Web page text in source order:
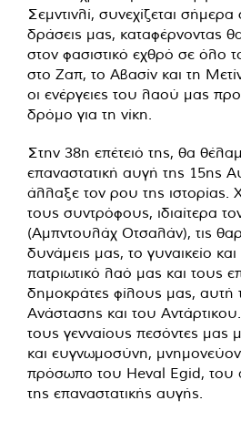
Σεμντινλί, συνεχίζεται σήμερα
δράσεις μας, καταφέρνοντας
στον φασιστικό εχθρό σε όλο
στο Ζαπ, το Αβασίν και τη
οι ενέργειες του λαού μας
δρόμο για τη νίκη.
Στην 38η επέτειό της, θα
επαναστατική αυγή της 15ης
άλλαξε τον ρου της ιστορίας.
τους συντρόφους, ιδιαίτερα
(Αμπντουλάχ Οτσαλάν), τις
δυνάμεις μας, το γυναικείο
πατριωτικό λαό μας και τους
δημοκράτες φίλους μας, αυτή
Ανάστασης και του
τους γενναίους πεσόντες
και ευγνωμοσύνη,
πρόσωπο του Heval Egid, του
της επαναστατικής αυγής.